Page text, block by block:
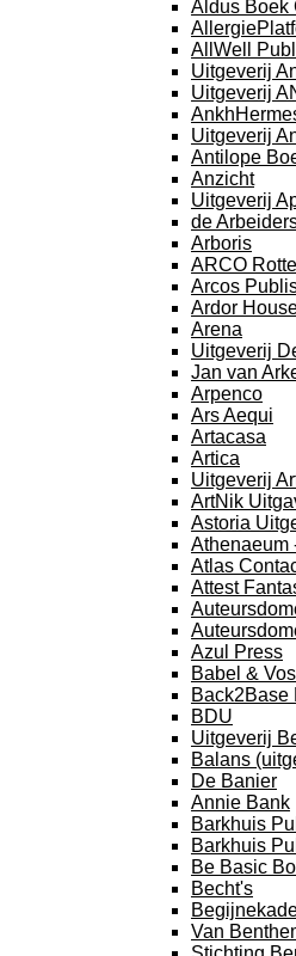
Aldus Boek
AllWell
Uitgeverij
Uitgeverij
Uitgeverij
Antilope
Anzicht
Uitgeverij
de
Arboris
ARCO
Arcos
Ardor
Arena
Uitgeverij
Jan van
Arpenco
Ars Aequi
Artacasa
Artica
Uitgeverij
ArtNik
Astoria
Athenaeum
Atlas
Attest
Azul Press
Babel &
Back2Base
BDU
Uitgeverij
Balans
De Banier
Annie Bank
Barkhuis
Barkhuis
Be Basic
Becht's
Van